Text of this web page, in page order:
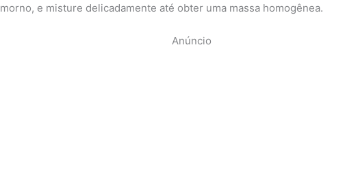
morno, e misture delicadamente até obter uma massa homogênea.
Anúncio